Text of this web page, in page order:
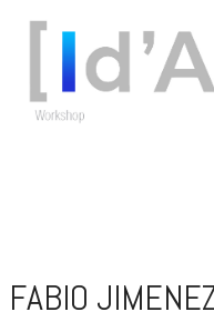
FABIO